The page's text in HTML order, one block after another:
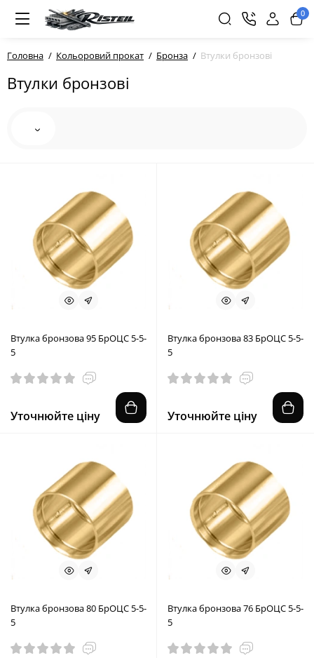
0
Головна Кольоровий прокат Бронза Втулки бронзові
Втулки бронзові
Втулка бронзова 95 БрОЦС 5-5-
5
Уточнюйте ціну
Втулка бронзова 83 БрОЦС 5-5-
5
Уточнюйте ціну
Втулка бронзова 80 БрОЦС 5-5-
5
Втулка бронзова 76 БрОЦС 5-5-
5